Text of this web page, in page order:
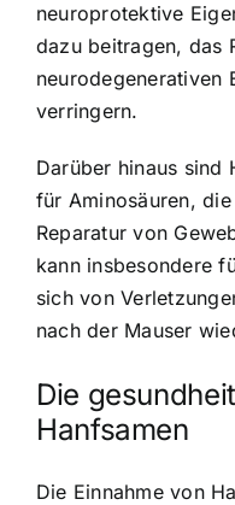
neuroprotektive
dazu beitragen, das
neurodegenerativen
verringern.
Darüber hinaus sind
für Aminosäuren,
Reparatur von
kann insbesondere
sich von
nach der Mauser
Die
Hanfsamen
Die Einnahme von